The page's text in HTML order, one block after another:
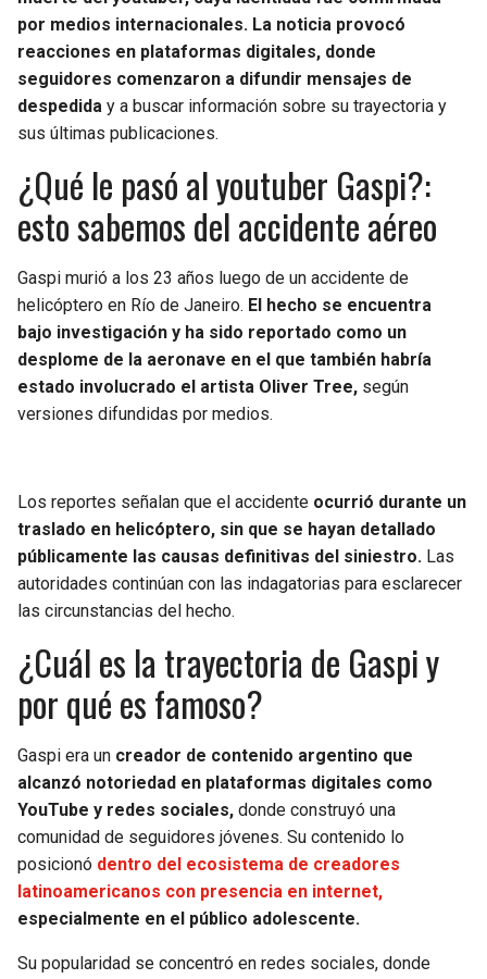
BUCCANEERS
por medios internacionales. La noticia provocó
reacciones en plataformas digitales, donde
seguidores comenzaron a difundir mensajes de
despedida y a buscar información sobre su trayectoria y
sus últimas publicaciones.
¿Qué le pasó al youtuber Gaspi?:
esto sabemos del accidente aéreo
Gaspi murió a los 23 años luego de un accidente de
helicóptero en Río de Janeiro. El hecho se encuentra
bajo investigación y ha sido reportado como un
desplome de la aeronave en el que también habría
estado involucrado el artista Oliver Tree, según
versiones difundidas por medios.
Los reportes señalan que el accidente ocurrió durante un
traslado en helicóptero, sin que se hayan detallado
públicamente las causas definitivas del siniestro. Las
autoridades continúan con las indagatorias para esclarecer
las circunstancias del hecho.
¿Cuál es la trayectoria de Gaspi y
por qué es famoso?
Gaspi era un creador de contenido argentino que
alcanzó notoriedad en plataformas digitales como
YouTube y redes sociales, donde construyó una
comunidad de seguidores jóvenes. Su contenido lo
posicionó dentro del ecosistema de creadores
latinoamericanos con presencia en internet,
especialmente en el público adolescente.
Su popularidad se concentró en redes sociales, donde